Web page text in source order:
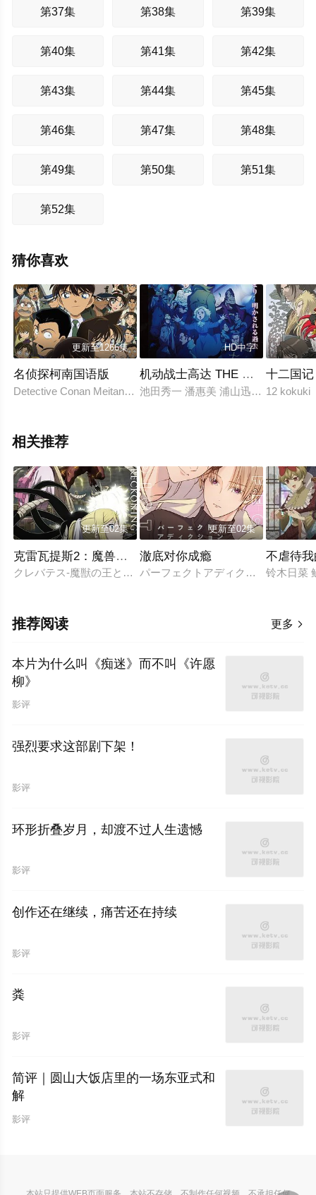
第37集 第38集 第39集
第40集 第41集 第42集
第43集 第44集 第45集
第46集 第47集 第48集
第49集 第50集 第51集
第52集
猜你喜欢
更新至1266集
名侦探柯南国语版
Detective Conan Meitantei Conan Case Closed
HD中字
机动战士高达 THE ORIGIN Ⅱ 悲
池田秀一 潘惠美 浦山迅 银河万丈 三
十二国记
12 kokuki
相关推荐
更新至02集
克雷瓦提斯2：魔兽之王与虚伪的勇者传承
クレバテス-魔獣の王と赤子と屍の勇者- 第2期 克雷瓦提斯-魔
更新至02集
澈底对你成瘾
パーフェクトアディクション
不虐待
铃木日菜
更多 
推荐阅读
本片为什么叫《痴迷》而不叫《许愿
柳》
影评
强烈要求这部剧下架！
影评
环形折叠岁月，却渡不过人生遗憾
影评
创作还在继续，痛苦还在持续
影评
粪
影评
简评｜圆山大饭店里的一场东亚式和
解
影评